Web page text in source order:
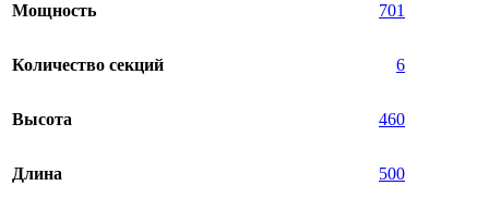
Мощность
701
Количество секций 6
Высота 460
Длина 500